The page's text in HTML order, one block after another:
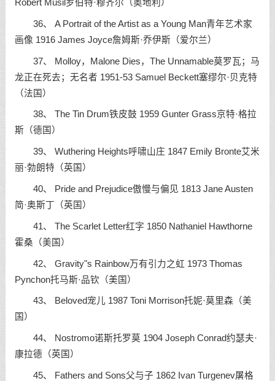
Robert Musil罗伯特·穆齐尔（奥地利）
36、 A Portrait of the Artist as a Young Man青年艺术家
画像 1916 James Joyce詹姆斯·乔伊斯（爱尔兰）
37、 Molloy，Malone Dies，The Unnamable莫罗瓦；马
龙正在死去；无名者 1951-53 Samuel Beckett塞缪尔·贝克特
（法国）
38、 The Tin Drum铁皮鼓 1959 Gunter Grass京特·格拉
斯（德国）
39、 Wuthering Heights呼啸山庄 1847 Emily Bronte艾米
丽·勃朗特（英国）
40、 Pride and Prejudice傲慢与偏见 1813 Jane Austen
简·奥斯丁（英国）
41、 The Scarlet Letter红字 1850 Nathaniel Hawthorne
霍桑（美国）
42、 Gravity"s Rainbow万有引力之虹 1973 Thomas
Pynchon托马斯·品钦（美国）
43、 Beloved宠儿 1987 Toni Morrison托妮·莫里森（美
国）
44、 Nostromo诺斯托罗莫 1904 Joseph Conrad约瑟夫·
康拉德（英国）
45、 Fathers and Sons父与子 1862 Ivan Turgenev屠格